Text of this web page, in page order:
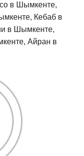
в Шымкенте,
Кебаб в
в Шымкенте,
Айран в